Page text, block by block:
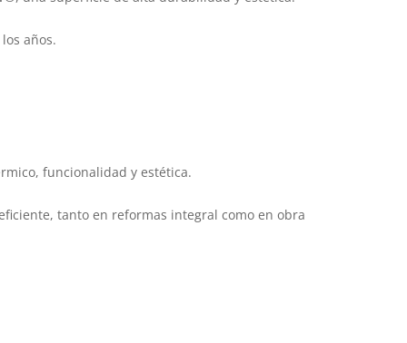
años.
funcionalidad y estética.
tanto en reformas integral como en obra